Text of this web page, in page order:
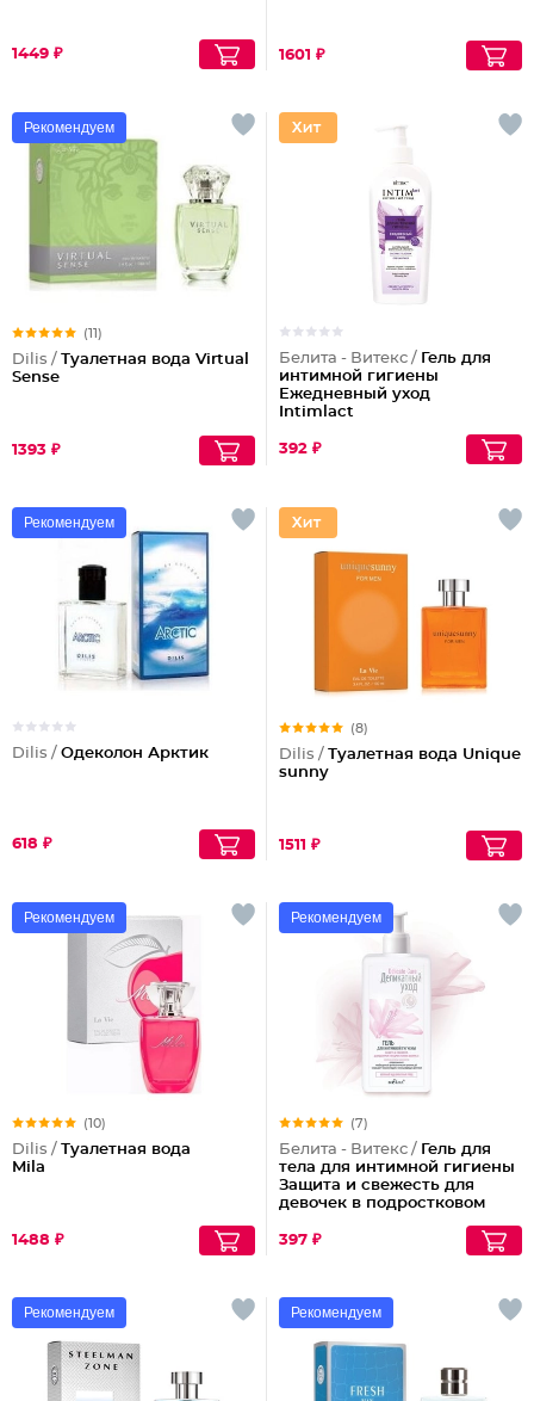
1449 ₽ 1601 ₽
Рекомендуем
(11)
Dilis / Туалетная вода Virtual
Sense
1393 ₽
Белита - Витекс / Гель для
интимной гигиены
Ежедневный уход
Intimlact
392 ₽
Рекомендуем
Dilis / Одеколон Арктик
618 ₽
(8)
Dilis / Туалетная вода Unique
sunny
1511 ₽
Рекомендуем
(10)
Dilis / Туалетная вода
Mila
1488 ₽
Рекомендуем
(7)
Белита - Витекс / Гель для
тела для интимной гигиены
Защита и свежесть для
девочек в подростковом
397 ₽
Рекомендуем Рекомендуем